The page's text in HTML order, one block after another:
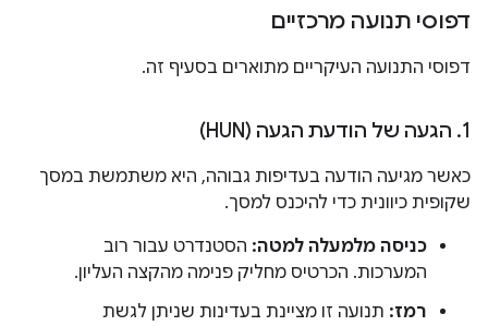
דפוסי תנועה מרכזיים
דפוסי התנועה העיקריים מתוארים בסעיף זה.
1
. הגעה של הודעת הגעה (HUN)
כאשר מגיעה הודעה בעדיפות גבוהה, היא משתמשת במסך
שקופית כיוונית כדי להיכנס למסך.
כניסה מלמעלה למטה: הסטנדרט עבור רוב
המערכות. הכרטיס מחליק פנימה מהקצה העליון.
רמז: תנועה זו מציינת בעדינות שניתן לגשת